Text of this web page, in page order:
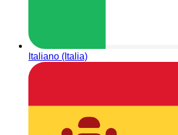
Italiano (Italia)